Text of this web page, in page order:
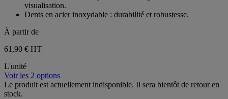
visualisation.
Dents en acier inoxydable : durabilité et robustesse.
À partir de
61,90 € HT
L'unité
Voir les 2 options
Le produit est actuellement indisponible. Il sera bientôt de retour en
stock.